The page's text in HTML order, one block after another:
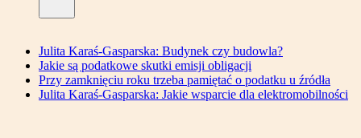
Julita Karaś-Gasparska: Budynek czy budowla?
Jakie są podatkowe skutki emisji obligacji
Przy zamknięciu roku trzeba pamiętać o podatku u źródła
Julita Karaś-Gasparska: Jakie wsparcie dla elektromobilności